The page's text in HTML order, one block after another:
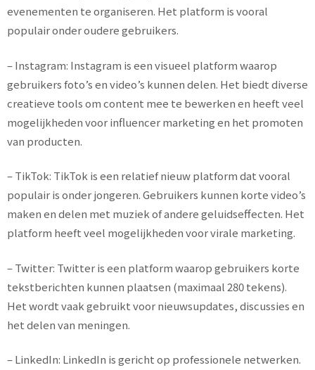
evenementen te organiseren. Het platform is vooral
populair onder oudere gebruikers.
– Instagram: Instagram is een visueel platform waarop
gebruikers foto’s en video’s kunnen delen. Het biedt diverse
creatieve tools om content mee te bewerken en heeft veel
mogelijkheden voor influencer marketing en het promoten
van producten.
– TikTok: TikTok is een relatief nieuw platform dat vooral
populair is onder jongeren. Gebruikers kunnen korte video’s
maken en delen met muziek of andere geluidseffecten. Het
platform heeft veel mogelijkheden voor virale marketing.
– Twitter: Twitter is een platform waarop gebruikers korte
tekstberichten kunnen plaatsen (maximaal 280 tekens).
Het wordt vaak gebruikt voor nieuwsupdates, discussies en
het delen van meningen.
– LinkedIn: LinkedIn is gericht op professionele netwerken.